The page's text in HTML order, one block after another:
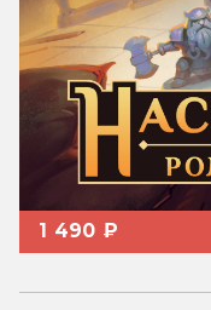
1 490 ₽